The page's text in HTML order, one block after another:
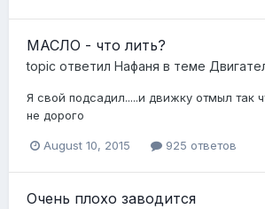
МАСЛО - что лить?
topic ответил Нафаня в теме
Я свой подсадил.....и движку отмыл так
не дорого
August 10, 2015 925 ответов
Очень плохо заводится